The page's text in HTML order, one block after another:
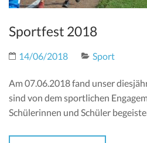
Sportfest 2018
14/06/2018 Sport
Am 07.06.2018 fand unser
sind von dem sportlichen
Schülerinnen und Schüler